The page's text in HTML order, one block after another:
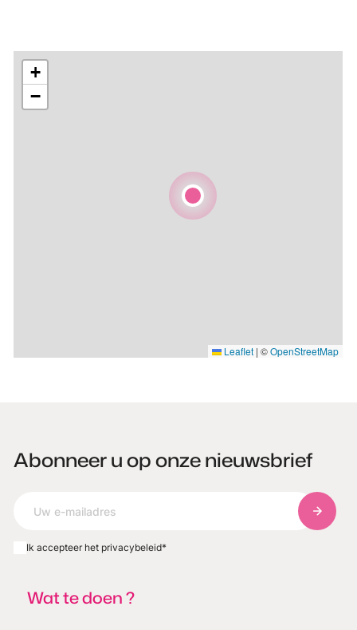
+
−
Leaflet | ©OpenStreetMap
Abonneer u op onze nieuwsbrief
Ik accepteer het privacybeleid*
Wat te doen ?